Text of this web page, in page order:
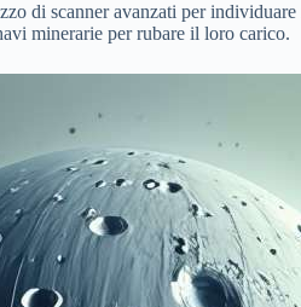
di scanner avanzati per
minerarie per rubare il loro carico.